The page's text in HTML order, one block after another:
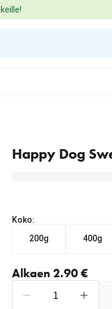
Happy Dog
Koko:
200g
400g
Alkaen 2.90 €